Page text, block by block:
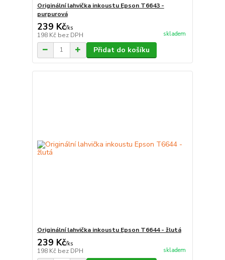
Originální lahvička inkoustu Epson T6643 -
purpurová
239 Kč/ks
198 Kč bez DPH skladem
Přidat do košíku
Originální lahvička inkoustu Epson T6644 - žlutá
239 Kč/ks
198 Kč bez DPH skladem